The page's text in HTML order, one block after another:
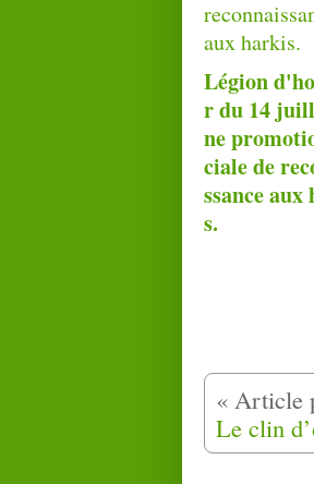
Légion
r du 14
ne
ciale de
ssance
s.